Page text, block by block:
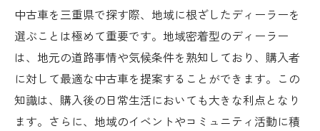
エンジン性能を試乗で確認する方法
乗り心地の重要性とチェックポイント
試乗時に押さえるべきエンジンの音や振動
自分に合った乗り心地を見つけるための試
乗方法
中古車を三重県で探す際、地域に根ざしたディーラーを
選ぶことは極めて重要です。地域密着型のディーラー
は、地元の道路事情や気候条件を熟知しており、購入者
に対して最適な中古車を提案することができます。この
知識は、購入後の日常生活においても大きな利点となり
ます。さらに、地域のイベントやコミュニティ活動に積